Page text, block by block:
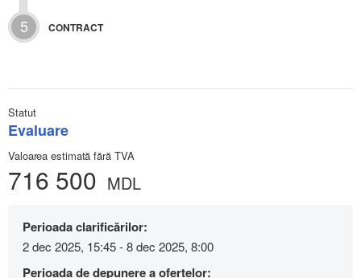
5 CONTRACT
Statut
Evaluare
Valoarea estimată fără TVA
716 500 MDL
Perioada clarificărilor:
2 dec 2025, 15:45 - 8 dec 2025, 8:00
Perioada de depunere a ofertelor: